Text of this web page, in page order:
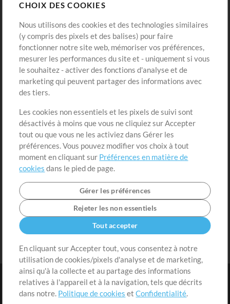
Modèles ProPresenter
Sons
Boutique
Acheter des crédits
Contenu gratuit
Demander les pistes
Extras
Sessions
Soumettre votre contenu
Listes de lecture
Conférence MT
Compte
Connexion
S'inscrire
Conditions | Confidentialité |
CHOIX DES COOKIES
Nous utilisons des cookies et des technologies similaires
(y compris des pixels et des balises) pour faire
fonctionner notre site web, mémoriser vos préférences,
mesurer les performances du site et - uniquement si vous
le souhaitez - activer des fonctions d'analyse et de
marketing qui peuvent partager des informations avec
des tiers.
Les cookies non essentiels et les pixels de suivi sont
désactivés à moins que vous ne cliquiez sur Accepter
tout ou que vous ne les activiez dans Gérer les
préférences. Vous pouvez modifier vos choix à tout
moment en cliquant sur Préférences en matière de
cookies dans le pied de page.
Gérer les préférences
Rejeter les non essentiels
Tout accepter
En cliquant sur Accepter tout, vous consentez à notre
utilisation de cookies/pixels d'analyse et de marketing,
ainsi qu'à la collecte et au partage des informations
relatives à l'appareil et à la navigation, tels que décrits
dans notre. Politique de cookies etConfidentialité.